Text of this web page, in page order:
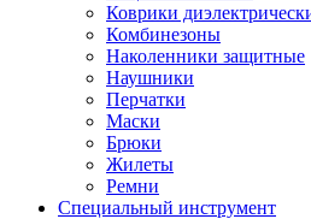
Коврики
Комбинезоны
Наколенники защитные
Наушники
Перчатки
Маски
Брюки
Жилеты
Ремни
Специальный инструмент